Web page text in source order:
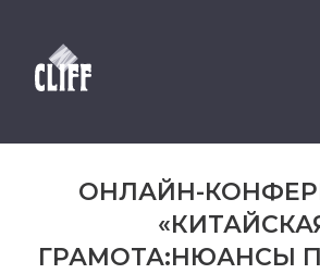
ОНЛАЙН-
ГРАМОТА:НЮАНСЫ